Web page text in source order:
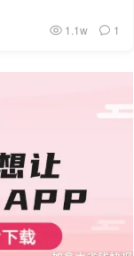
1.1w 1